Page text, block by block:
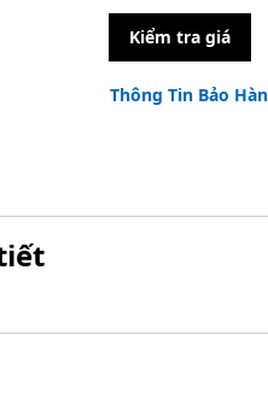
Kiểm tra giá
Thông Tin Bảo